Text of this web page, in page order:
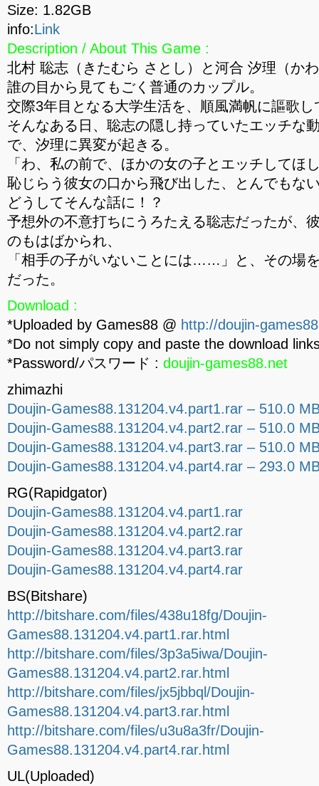
Size: 1.82GB
info:Link
Description / About This Game :
北村 聡志（きたむら さとし）と河合 汐理（か
誰の目から見てもごく普通のカップル。
交際3年目となる大学生活を、順風満帆に謳歌し
そんなある日、聡志の隠し持っていたエッチな
で、汐理に異変が起きる。
「わ、私の前で、ほかの女の子とエッチして
恥じらう彼女の口から飛び出した、とんでもな
どうしてそんな話に！？
予想外の不意打ちにうろたえる聡志だったが、
のもはばかられ、
「相手の子がいないことには……」と、その場
だった。
Download :
*Uploaded by Games88 @ http://doujin-
*Do not simply copy and paste the download
*Password/パスワード : doujin-games88.net
zhimazhi
Doujin-Games88.131204.v4.part1.rar – 510.0
Doujin-Games88.131204.v4.part2.rar – 510.0
Doujin-Games88.131204.v4.part3.rar – 510.0
Doujin-Games88.131204.v4.part4.rar – 293.0
RG(Rapidgator)
Doujin-Games88.131204.v4.part1.rar
Doujin-Games88.131204.v4.part2.rar
Doujin-Games88.131204.v4.part3.rar
Doujin-Games88.131204.v4.part4.rar
BS(Bitshare)
http://bitshare.com/files/438u18fg/Doujin-
Games88.131204.v4.part1.rar.html
http://bitshare.com/files/3p3a5iwa/Doujin-
Games88.131204.v4.part2.rar.html
http://bitshare.com/files/jx5jbbql/Doujin-
Games88.131204.v4.part3.rar.html
http://bitshare.com/files/u3u8a3fr/Doujin-
Games88.131204.v4.part4.rar.html
UL(Uploaded)